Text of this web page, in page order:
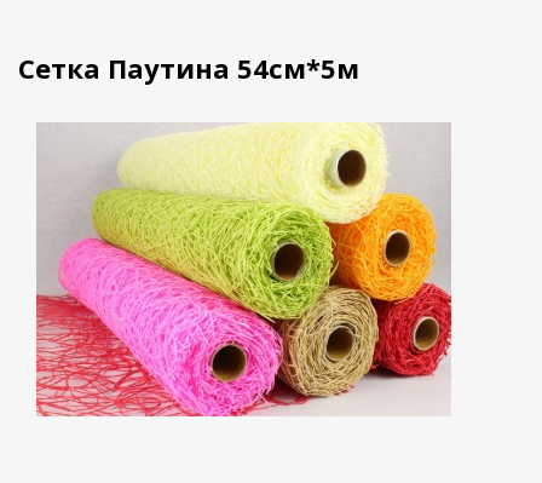
Сетка Паутина 54см*5м